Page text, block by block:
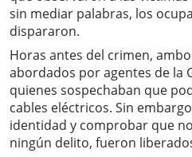
sin mediar palabras, los
dispararon.
Horas antes del crimen,
abordados por agentes de la
quienes sospechaban que
cables eléctricos. Sin
identidad y comprobar que
ningún delito, fueron